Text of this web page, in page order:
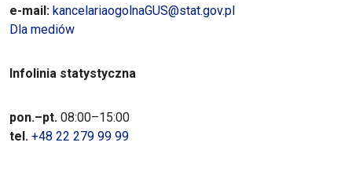
e-mail: kancelariaogolnaGUS@stat.gov.pl
Dla mediów
Infolinia statystyczna
pon.–pt. 08:00–15:00
tel. +48 22 279 99 99